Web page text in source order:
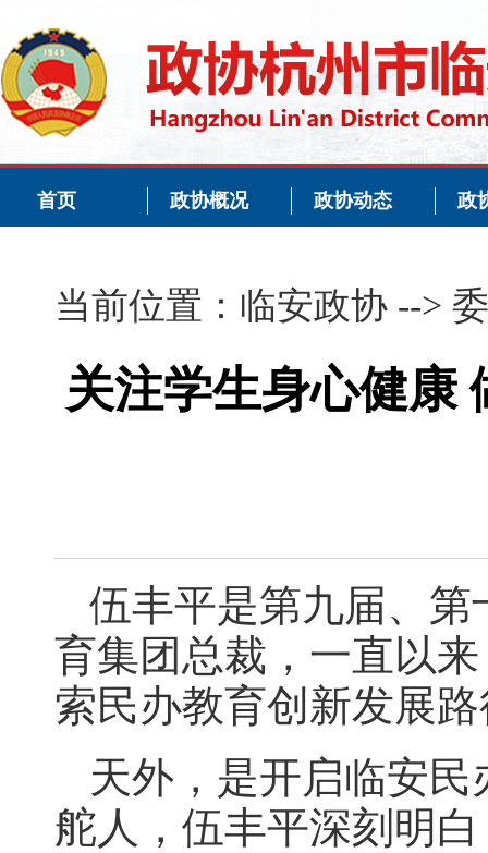
首页 政协概况 政协动态 政
当前位置： 临安政协 -->
关注学生身心健
伍丰平是第九届、
育集团总裁，一直以
索民办教育创新发展
天外，是开启临安
舵人，伍丰平深刻明